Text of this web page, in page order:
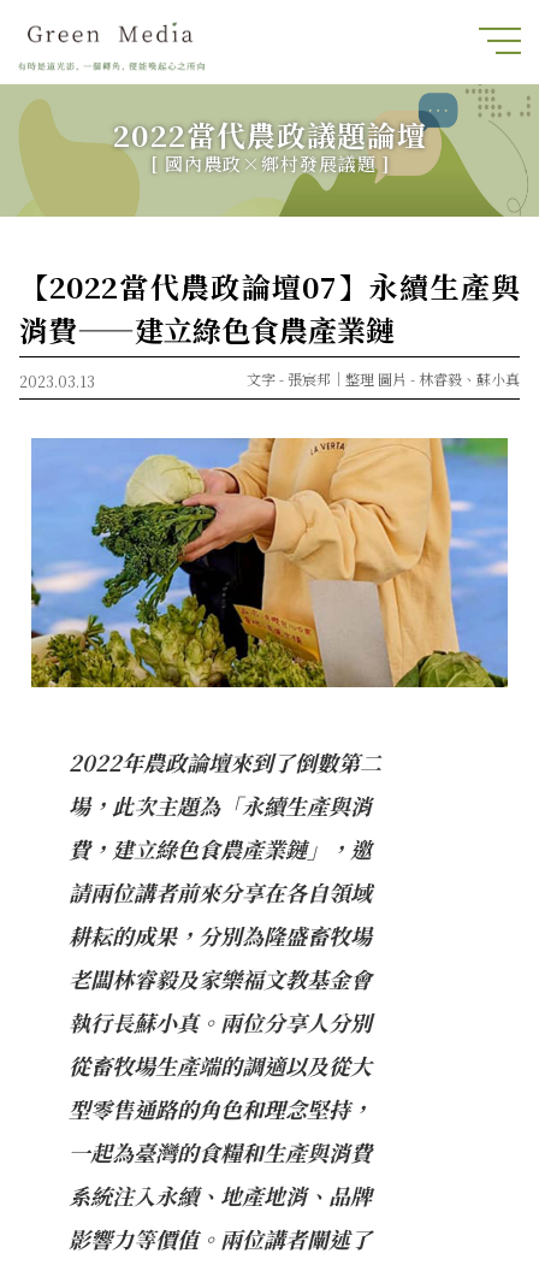
2022當代農政議題論壇
[ 國內農政×鄉村發展議題 ]
【2022當代農政論壇07】永續生產與
消費——建立綠色食農產業鏈
2023.03.13 圖片 - 林睿毅、蘇小真
文字 - 張宸邦｜整理
2022年農政論壇來到了倒數第二
場，此次主題為「永續生產與消
費，建立綠色食農產業鏈」，邀
請兩位講者前來分享在各自領域
耕耘的成果，分別為隆盛畜牧場
老闆林睿毅及家樂福文教基金會
執行長蘇小真。兩位分享人分別
從畜牧場生產端的調適以及從大
型零售通路的角色和理念堅持，
一起為臺灣的食糧和生產與消費
系統注入永續、地產地消、品牌
影響力等價值。兩位講者闡述了